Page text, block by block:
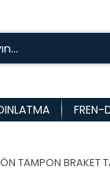
FREN-
TAMPON BRAKET